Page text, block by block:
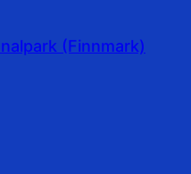
(Finnmark)